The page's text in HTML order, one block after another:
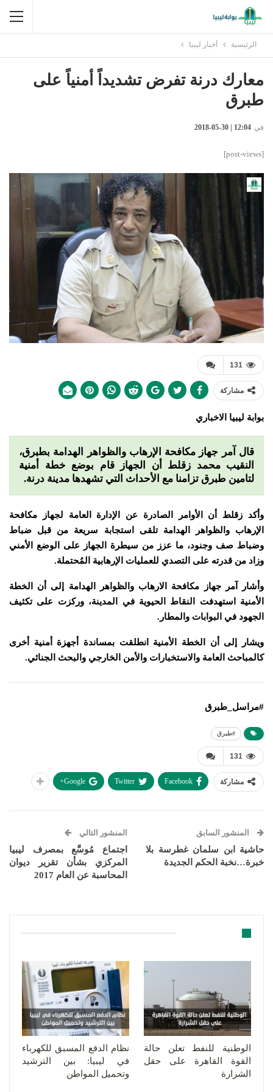
الرئيسية أخبار ليبيا
معارك درنة تفرض تشديداً أمنياً على
طبرق
في 12:04 | 30-05-2018
[post-views]
131
مشاركة
بوابة ليبيا الاخباري
قال آمر جهاز مكافحة الإرهاب والظواهر الهدامة بطبرق،
النقيب محمد زقلط أن الجهاز قام بوضع خطة أمنية
لتامين طبرق تزامنا مع الأحداث التي تشهدها مدينة درنة.
وأكد زقلط أن الأوامر الصادرة عن الإدارة العامة لجهاز مكافحة
الإرهاب والظواهر الهدامة تلقى استجابة سريعة من قبل ضباط
وضباط صف وجنود، ما عزز من سيطرة الجهاز على الوضع الأمني
وزاد من قدرته على التصدي للعمليات الإرهابية المُحتملة.
وأشار آمر جهاز مكافحة الارهاب والظواهر الهدامة إلى أن الخطة
الأمنية استهدفت النقاط الحيوية في المدينة، وركزت على تكثيف
الجهود في البوابات والمطار.
ويشار إلى أن الخطة الأمنية انطلقت بمساندة أجهزة أمنية أخرى
كالمباحث العامة والاستخبارات والأمن الخارجي والبحث الجنائي.
#مراسل_طبرق
#طبرق
131
مشاركة Facebook
Twitter
Google+
المنشور السابق
حاشية ابن سلمان غطرسة بلا
خبرة…نخبة الحكم الجديدة
المنشور التالي
اجتماع مُوسَّع بمصرف ليبيا
المركزي بشأن تقرير ديوان
المحاسبة عن العام 2017
الوطنية للنفط تعلن حالة
القوة القاهرة على حقل
الشرارة
نظام الدفع المسبق للكهرباء
في ليبيا: بين الترشيد
وتحميل المواطن